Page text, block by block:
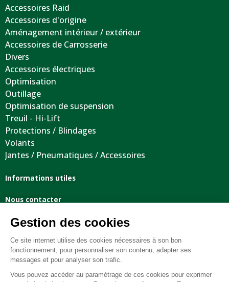
Accessoires Raid
Accessoires d'origine
Aménagement intérieur / extérieur
Accessoires de Carrosserie
Divers
Accessoires électriques
Optimisation
Outillage
Optimisation de suspension
Treuil - Hi-Lift
Protections / Blindages
Volants
Jantes / Pneumatiques / Accessoires
Informations utiles
Nous contacter
Conditions générales de vente
FAQ